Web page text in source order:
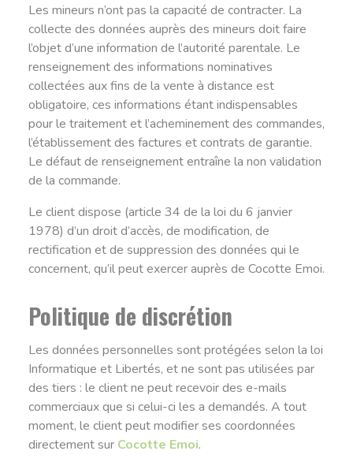
Les mineurs n’ont pas la capacité de contracter. La
collecte des données auprès des mineurs doit faire
l’objet d’une information de l’autorité parentale. Le
renseignement des informations nominatives
collectées aux fins de la vente à distance est
obligatoire, ces informations étant indispensables
pour le traitement et l’acheminement des commandes,
l’établissement des factures et contrats de garantie.
Le défaut de renseignement entraîne la non validation
de la commande.
Le client dispose (article 34 de la loi du 6 janvier
1978) d’un droit d’accès, de modification, de
rectification et de suppression des données qui le
concernent, qu’il peut exercer auprès de Cocotte Emoi.
Politique de discrétion
Les données personnelles sont protégées selon la loi
Informatique et Libertés, et ne sont pas utilisées par
des tiers : le client ne peut recevoir des e-mails
commerciaux que si celui-ci les a demandés. A tout
moment, le client peut modifier ses coordonnées
directement sur Cocotte Emoi.